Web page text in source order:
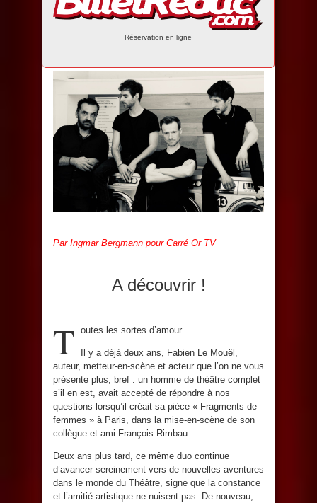
Réservation en ligne
Par Ingmar Bergmann pour Carré Or TV
A découvrir !
T outes les sortes d’amour.
Il y a déjà deux ans, Fabien Le Mouël,
auteur, metteur-en-scène et acteur que l’on ne vous
présente plus, bref : un homme de théâtre complet
s’il en est, avait accepté de répondre à nos
questions lorsqu’il créait sa pièce « Fragments de
femmes » à Paris, dans la mise-en-scène de son
collègue et ami François Rimbau.
Deux ans plus tard, ce même duo continue
d’avancer sereinement vers de nouvelles aventures
dans le monde du Théâtre, signe que la constance
et l’amitié artistique ne nuisent pas. De nouveau,